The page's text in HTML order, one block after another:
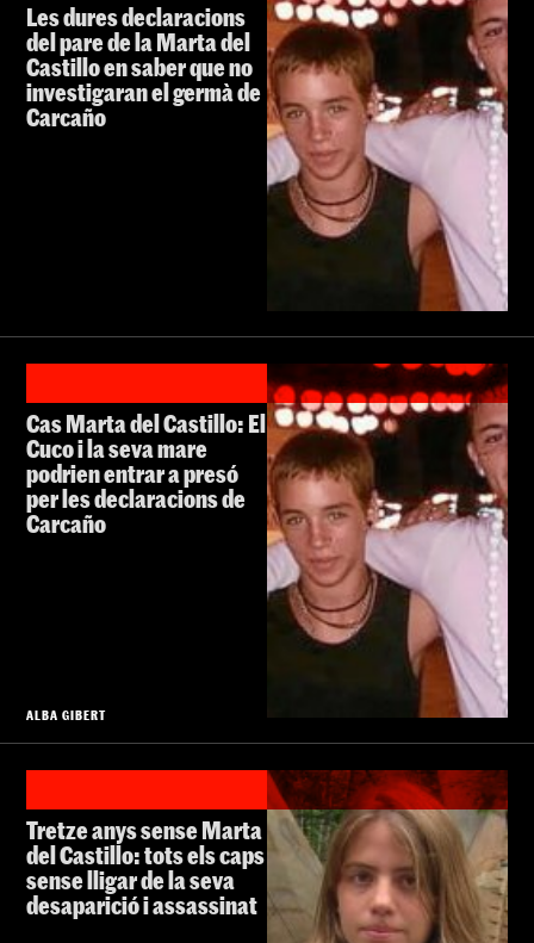
Les dures declaracions
del pare de la Marta del
Castillo en saber que no
investigaran el germà de
Carcaño
Cas Marta del Castillo: El
Cuco i la seva mare
podrien entrar a presó
per les declaracions de
Carcaño
ALBA GIBERT
Tretze anys sense Marta
del Castillo: tots els caps
sense lligar de la seva
desaparició i assassinat